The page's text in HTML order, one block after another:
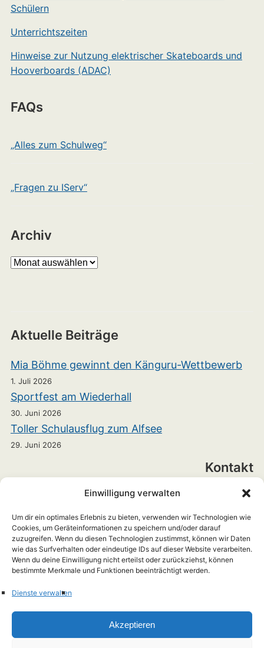
Einwilligung verwalten
Um dir ein optimales Erlebnis zu bieten, verwenden wir Technologien wie
Cookies, um Geräteinformationen zu speichern und/oder darauf
zuzugreifen. Wenn du diesen Technologien zustimmst, können wir Daten
wie das Surfverhalten oder eindeutige IDs auf dieser Website verarbeiten.
Wenn du deine Einwilligung nicht erteilst oder zurückziehst, können
bestimmte Merkmale und Funktionen beeinträchtigt werden.
Dienste verwalten
Akzeptieren
Schülern
Unterrichtszeiten
Hinweise zur Nutzung elektrischer Skateboards und
Hooverboards (ADAC)
FAQs
„Alles zum Schulweg“
„Fragen zu IServ“
Archiv
Archiv
Aktuelle Beiträge
Mia Böhme gewinnt den Känguru-Wettbewerb
1. Juli 2026
Sportfest am Wiederhall
30. Juni 2026
Toller Schulausflug zum Alfsee
29. Juni 2026
Kontakt
Realschule Bramsche
Heinrichstraße 7
49565 Bramsche
+49 5461 703899-0